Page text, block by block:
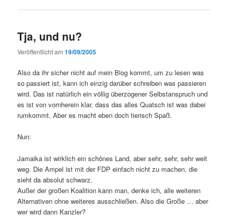
Tja, und nu?
Veröffentlicht am19/09/2005
Also da ihr sicher nicht auf mein Blog kommt, um zu lesen was
so passiert ist, kann ich einzig darüber schreiben was passieren
wird. Das ist natürlich ein völlig überzogener Selbstanspruch und
es ist von vornherein klar, dass das alles Quatsch ist was dabei
rumkommt. Aber es macht eben doch tierisch Spaß.
Nun:
Jamaika ist wirklich ein schönes Land, aber sehr, sehr, sehr weit
weg. Die Ampel ist mit der FDP einfach nicht zu machen, die
sieht da absolut schwarz.
Außer der großen Koalition kann man, denke ich, alle weiteren
Alternativen ohne weiteres ausschließen. Also die Große … aber
wer wird dann Kanzler?